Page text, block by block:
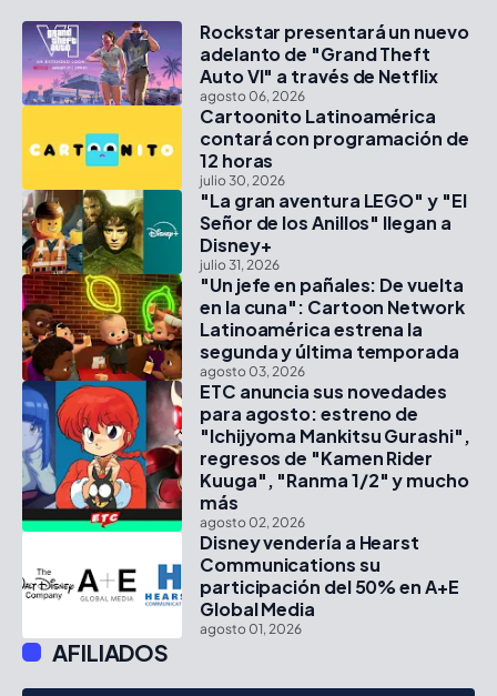
Rockstar presentará un nuevo
adelanto de "Grand Theft
Auto VI" a través de Netflix
agosto 06, 2026
Cartoonito Latinoamérica
contará con programación de
12 horas
julio 30, 2026
"La gran aventura LEGO" y "El
Señor de los Anillos" llegan a
Disney+
julio 31, 2026
"Un jefe en pañales: De vuelta
en la cuna": Cartoon Network
Latinoamérica estrena la
segunda y última temporada
agosto 03, 2026
ETC anuncia sus novedades
para agosto: estreno de
"Ichijyoma Mankitsu Gurashi",
regresos de "Kamen Rider
Kuuga", "Ranma 1/2" y mucho
más
agosto 02, 2026
Disney vendería a Hearst
Communications su
participación del 50% en A+E
Global Media
agosto 01, 2026
AFILIADOS